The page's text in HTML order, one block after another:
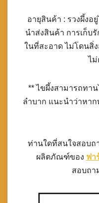
อายุสินค้า : รวงผึ้งอ
นำส่งสินค้า การเก็บ
ในที่สะอาด ไม่โดนสิ่
ไม่
** ไขผึ้งสามารถทา
ลำบาก แนะนำว่าหา
ท่านใดที่สนใจสอบถ
ผลิตภัณฑ์ของ ฟา
สอบถา